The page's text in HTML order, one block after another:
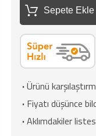
Sepete Ekle
·Ürünü
· Fiyatı düşünce
·Aklımdakiler